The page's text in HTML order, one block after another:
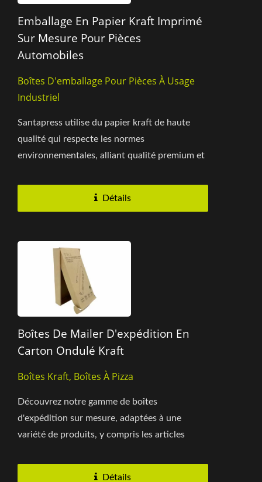
Emballage En Papier Kraft Imprimé
Sur Mesure Pour Pièces
Automobiles
Boîtes D'emballage Pour Pièces À Usage
Industriel
Santapress utilise du papier kraft de haute
qualité qui respecte les normes
environnementales, alliant qualité premium et
Détails
Boîtes De Mailer D'expédition En
Carton Ondulé Kraft
Boîtes Kraft, Boîtes À Pizza
Découvrez notre gamme de boîtes
d'expédition sur mesure, adaptées à une
variété de produits, y compris les articles
Détails